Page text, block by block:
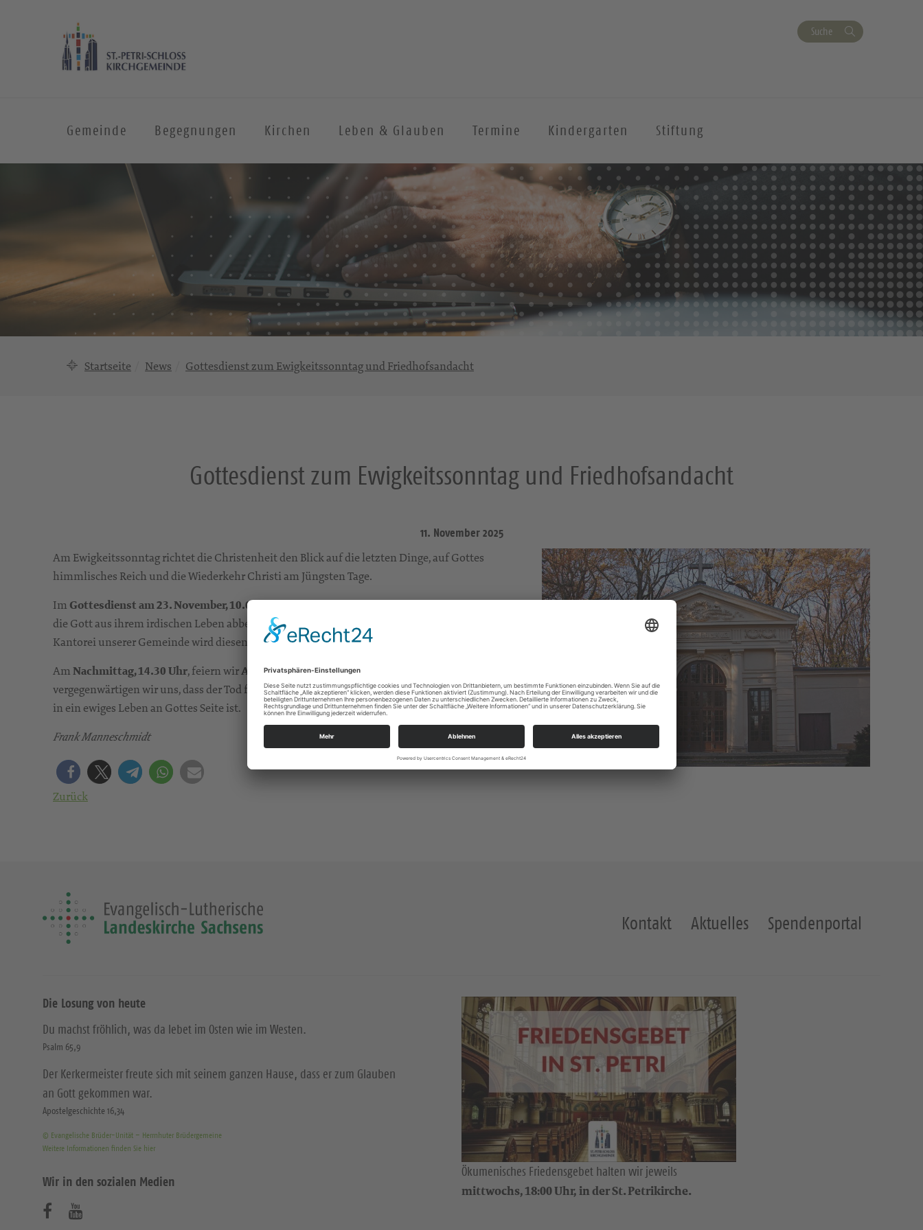
Suche
Gemeinde Begegnungen Kirchen Leben & Glauben Termine Kindergarten Stiftung
Startseite News Gottesdienst zum Ewigkeitssonntag und Friedhofsandacht
Gottesdienst zum Ewigkeitssonntag und Friedhofsandacht
11. November 2025
Am Ewigkeitssonntag richtet die Christenheit den Blick auf die letzten Dinge, auf Gottes
himmlisches Reich und die Wiederkehr Christi am Jüngsten Tage.
Im Gottesdienst am 23. November, 10.00 Uhr, gedenken wir zudem unserer Gemeindeglieder,
die Gott aus ihrem irdischen Leben abberufen hat, und nehmen sie in unsere Fürbitte auf. Die
Kantorei unserer Gemeinde wird diesen Gottesdienst musikalisch bereichern.
AmNachmittag, 14.30 Uhr, feiern wirAndacht auf dem Schloßfriedhof
vergegenwärtigen wir uns, dass der Tod für uns nicht das Ende, sondern vielmehr der Durchgang
in ein ewiges Leben an Gottes Seite ist.
Frank Manneschmidt
Zurück
Kontakt Aktuelles Spendenportal
Die Losung von heute
Du machst fröhlich, was da lebet im Osten wie im Westen.
Psalm 65,9
Der Kerkermeister freute sich mit seinem ganzen Hause, dass er zum Glauben
an Gott gekommen war.
Apostelgeschichte 16,34
© Evangelische Brüder-Unität – Herrnhuter Brüdergemeine
Weitere Informationen finden Sie hier
Wir in den sozialen Medien
Ökumenisches Friedensgebet halten wir jeweils
mittwochs, 18:00 Uhr, in der St. Petrikirche.